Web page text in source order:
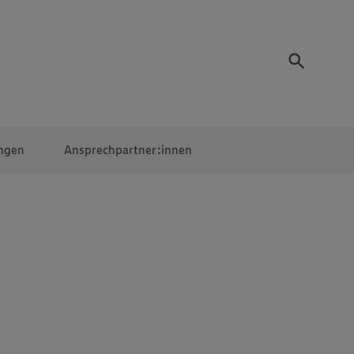
Ansprechpartner:innen